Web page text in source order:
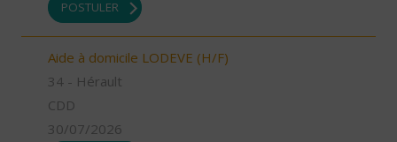
POSTULER
Aide à domicile LODEVE (H/F)
34 - Hérault
CDD
30/07/2026